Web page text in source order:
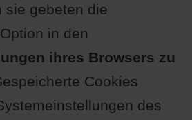
sie gebeten die
in den
ihres Browsers zu
Cookies
des